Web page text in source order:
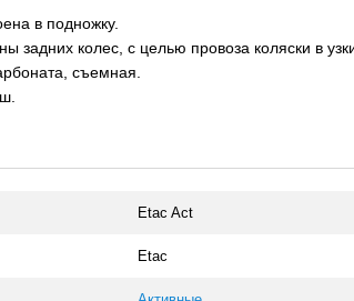
в подножку.
задних колес, с целью провоза коляски в
съемная.
Etac Act
Etac